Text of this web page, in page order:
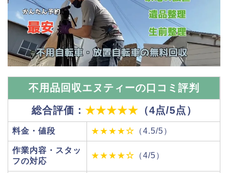
不用品回収エヌティーの口コミ評判
総合評価： ★★★★★ （4点/5点）
料金・値段 ★★★★☆ （4.5/5）
作業内容・スタッ
フの対応
★★★★☆ （4/5）